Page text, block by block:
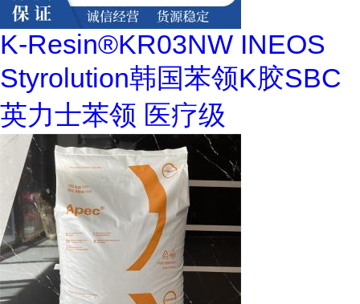
K-Resin®KR03NW INEOS
Styrolution韩国苯领K胶SBC
英力士苯领 医疗级